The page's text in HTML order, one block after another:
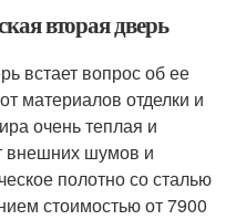
вторая дверь
встает вопрос об ее
материалов отделки и
очень теплая и
внешних шумов и
полотно со сталью
стоимостью от 7900